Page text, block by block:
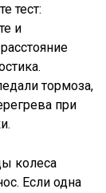
тест:
и
тормоза,
при
колеса
Если одна